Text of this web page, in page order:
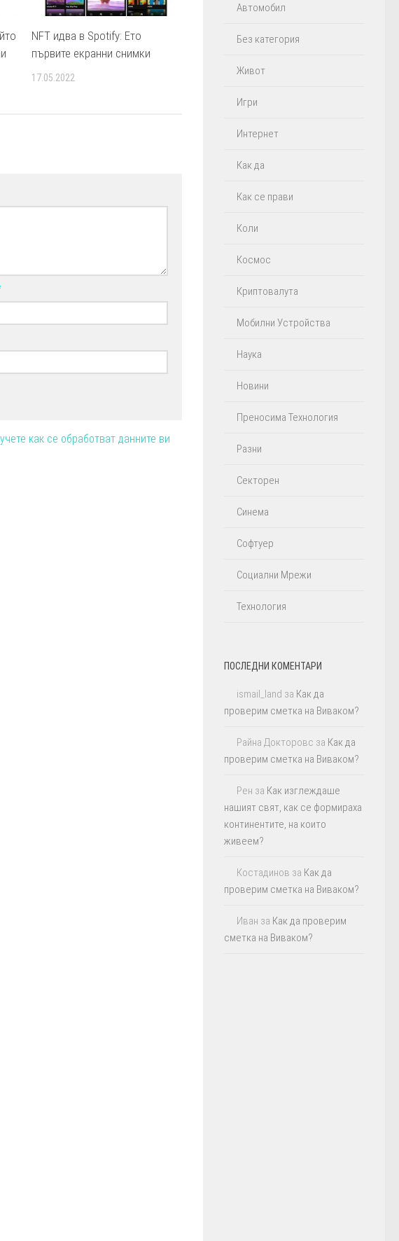
NFT идва в Spotify: Ето
първите екранни снимки
17.05.2022
как се обработват данните ви
Автомобил
Без категория
Живот
Игри
Интернет
Как да
Как се прави
Коли
Космос
Криптовалута
Мобилни Устройства
Наука
Новини
Преносима Технология
Разни
Секторен
Синема
Софтуер
Социални Мрежи
Технология
ПОСЛЕДНИ КОМЕНТАРИ
ismail_land за Как да
проверим сметка на Виваком?
Райна Докторовс за Как да
проверим сметка на Виваком?
Рен за Как изглеждаше
нашият свят, как се формираха
континентите, на които
живеем?
Костадинов за Как да
проверим сметка на Виваком?
Иван за Как да проверим
сметка на Виваком?